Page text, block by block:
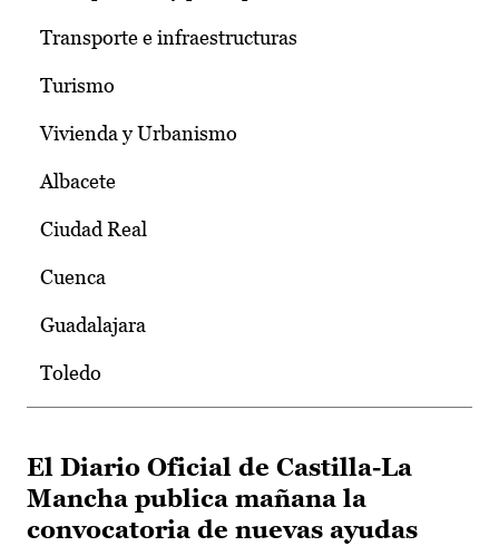
Transporte e infraestructuras
Turismo
Vivienda y Urbanismo
Albacete
Ciudad Real
Cuenca
Guadalajara
Toledo
El Diario Oficial de Castilla-La
Mancha publica mañana la
convocatoria de nuevas ayudas